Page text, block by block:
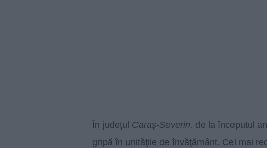
În judeţul Caraş-Severin, de la începutul
gripă în unităţile de învăţământ. Cel mai